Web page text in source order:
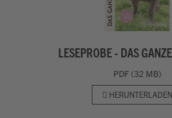
LESEPROBE - DAS
PDF (32 MB)
HERUNTERLADEN